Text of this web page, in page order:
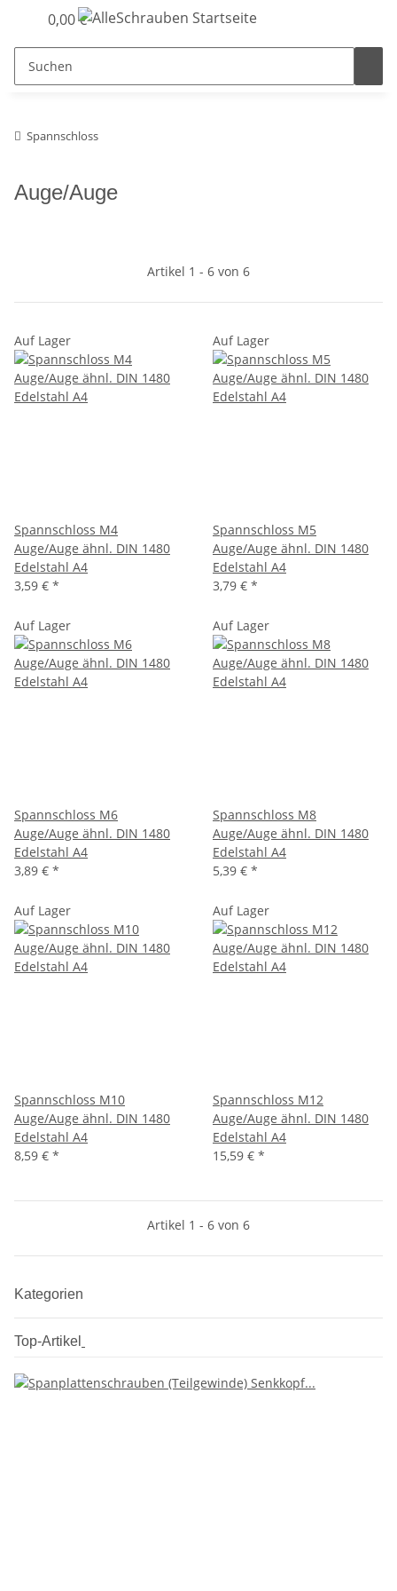
0,00 €
Spannschloss
Auge/Auge
Artikel 1 - 6 von 6
Auf Lager
Spannschloss M4
Auge/Auge ähnl. DIN 1480
Edelstahl A4
3,59 € *
Auf Lager
Spannschloss M5
Auge/Auge ähnl. DIN 1480
Edelstahl A4
3,79 € *
Auf Lager
Spannschloss M6
Auge/Auge ähnl. DIN 1480
Edelstahl A4
3,89 € *
Auf Lager
Spannschloss M8
Auge/Auge ähnl. DIN 1480
Edelstahl A4
5,39 € *
Auf Lager
Spannschloss M10
Auge/Auge ähnl. DIN 1480
Edelstahl A4
8,59 € *
Auf Lager
Spannschloss M12
Auge/Auge ähnl. DIN 1480
Edelstahl A4
15,59 € *
Artikel 1 - 6 von 6
Kategorien
Top-Artikel